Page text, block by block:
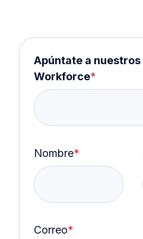
Apúntate a
Workforce*
Nombre*
Correo*